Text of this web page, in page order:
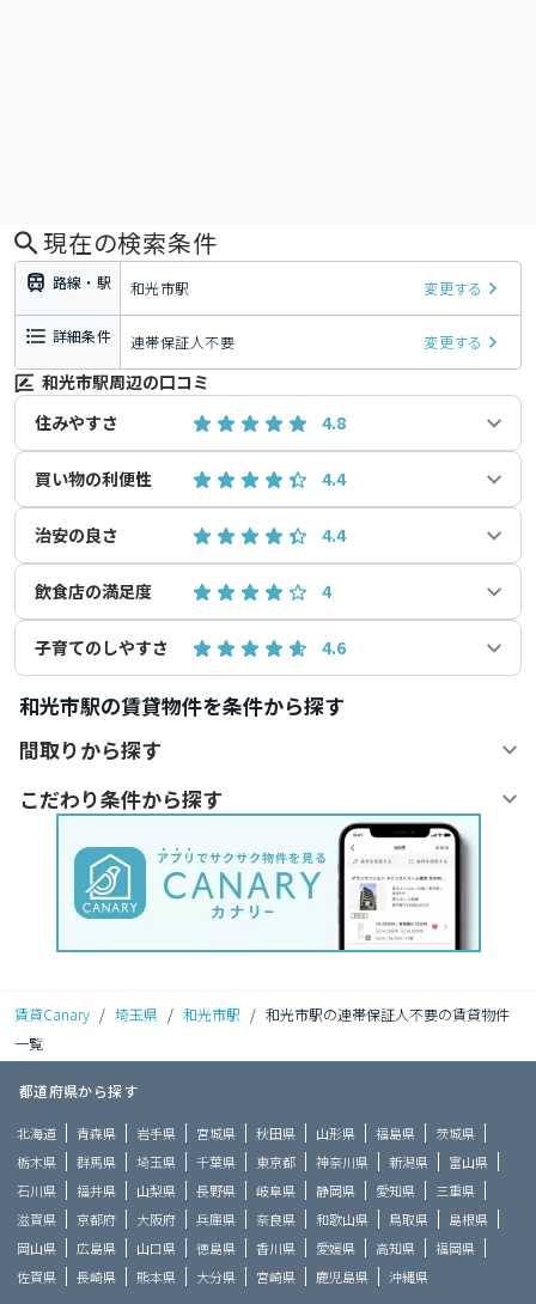
現在の検索条件
路線・駅 和光市駅 変更する
詳細条件 連帯保証人不要 変更する
和光市駅周辺の口コミ
住みやすさ
4.8
買い物の利便性 4.4
治安の良さ 4.4
飲食店の満足度 4
子育てのしやすさ 4.6
和光市駅の賃貸物件を条件から探す
間取りから探す
こだわり条件から探す
賃貸Canary / 埼玉県 / 和光市駅 / 和光市駅の連帯保証人不要の賃貸物件
一覧
都道府県から探す
北海道 青森県 岩手県 宮城県 秋田県 山形県 福島県
茨城県
栃木県
群馬県 埼玉県 千葉県 東京都 神奈川県 新潟県
富山県
石川県
福井県 山梨県 長野県 岐阜県 静岡県 愛知県
三重県
滋賀県
京都府 大阪府 兵庫県 奈良県 和歌山県 鳥取県
島根県
岡山県
広島県 山口県 徳島県 香川県 愛媛県 高知県
福岡県
佐賀県
長崎県 熊本県 大分県 宮崎県 鹿児島県 沖縄県